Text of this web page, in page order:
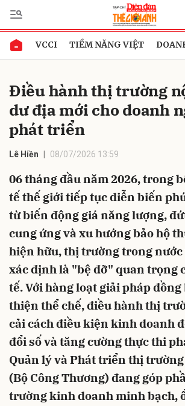
VCCI TIỀM NĂNG VIỆT
Điều hành thị trường
dư địa mới cho doanh
phát triển
Lê Hiền 08/07/2026 13:59
06 tháng đầu năm 2026, trong
tế thế giới tiếp tục diễn biến
từ biến động giá năng lượng,
cung ứng và xu hướng bảo hộ
hiện hữu, thị trường trong nước
xác định là "bệ đỡ" quan trọng
tế. Với hàng loạt giải pháp đồng
thiện thể chế, điều hành thị
cải cách điều kiện kinh doanh
đổi số và tăng cường thực thi
Quản lý và Phát triển thị
(Bộ Công Thương) đang góp
trường kinh doanh minh bạch,
Gửi bình luận